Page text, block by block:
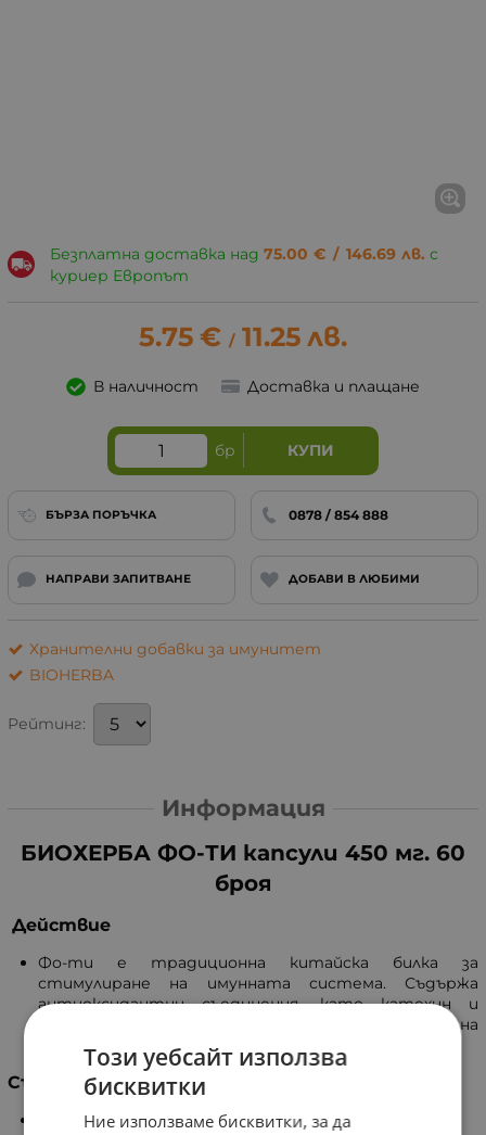
Безплатна доставка над 75.00 € / 146.69 лв. с
куриер Европът
5.75 € / 11.25 лв.
В наличност Доставка и плащане
бр КУПИ
БЪРЗА ПОРЪЧКА 0878 / 854 888
НАПРАВИ ЗАПИТВАНЕ ДОБАВИ В ЛЮБИМИ
Хранителни добавки за имунитет
BIOHERBA
Рейтинг:
Информация
БИОХЕРБА ФО-ТИ капсули 450 мг. 60
броя
Действие
Фо-ти е традиционна китайска билка за
стимулиране на имунната система. Съдържа
антиоксидантни съединения, като катехин и
галова киселина, както и производни на
антрахинона, включително рейн и емодин.
Състав
Фо-Ти корен (Polygonum multiflorum).
Този уебсайт използва
бисквитки
Ние използваме бисквитки, за да